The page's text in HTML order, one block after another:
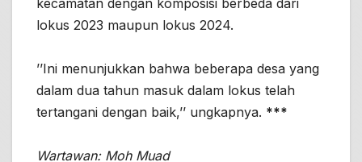
lokus 2023 maupun lokus 2024.
’’Ini menunjukkan bahwa beberapa desa yang
dalam dua tahun masuk dalam lokus telah
tertangani dengan baik,’’ ungkapnya. ***
Wartawan: Moh Muad